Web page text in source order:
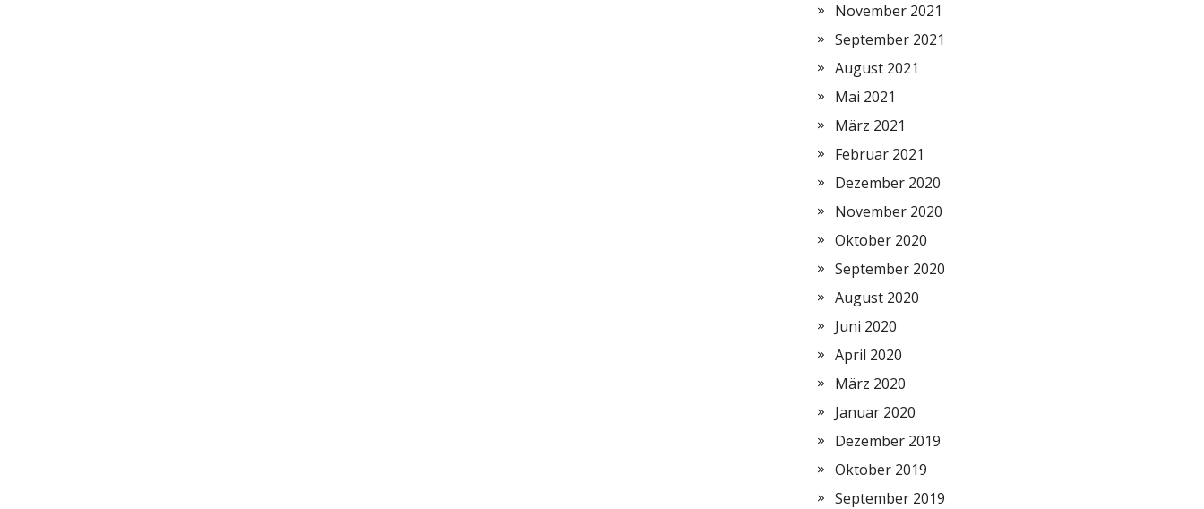
November 2021
September 2021
August 2021
Mai 2021
März 2021
Februar 2021
Dezember 2020
November 2020
Oktober 2020
September 2020
August 2020
Juni 2020
April 2020
März 2020
Januar 2020
Dezember 2019
Oktober 2019
September 2019